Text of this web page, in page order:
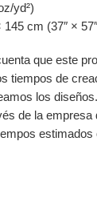
yd²)
cm (37″ ×
que este
tiempos de
los
de la empresa
estimados